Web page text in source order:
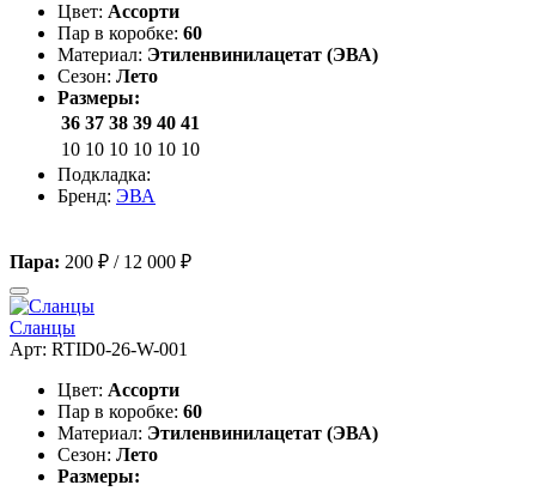
Цвет: Ассорти
Пар в коробке: 60
Материал: Этиленвинилацетат (ЭВА)
Сезон: Лето
Размеры:
36 37 38 39 40 41
10 10 10 10 10 10
Подкладка:
Бренд: ЭВА
Пара: 200 ₽ / 12 000 ₽
Сланцы
Арт: RTID0-26-W-001
Цвет: Ассорти
Пар в коробке: 60
Материал: Этиленвинилацетат (ЭВА)
Сезон: Лето
Размеры: